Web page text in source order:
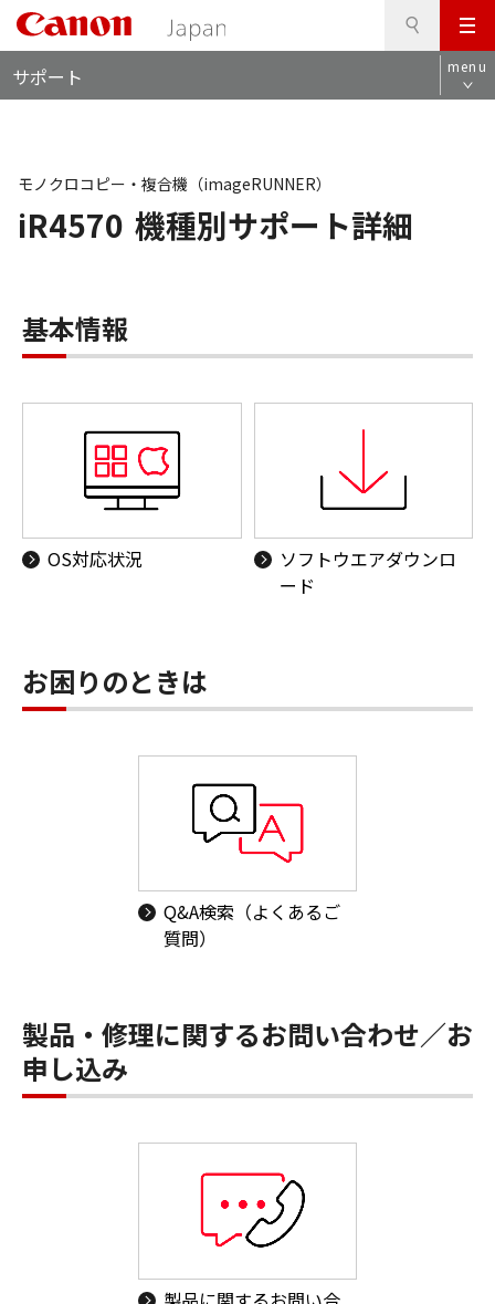
メ
ニ
ュ
サポート menu
iR4570 機種別サポート詳細
モノクロコピー・複合機（imageRUNNER）
基本情報
OS対応状況
ソフトウエアダウンロ
ード
お困りのときは
Q&A検索（よくあるご
質問）
製品・修理に関するお問い合わせ／お
申し込み